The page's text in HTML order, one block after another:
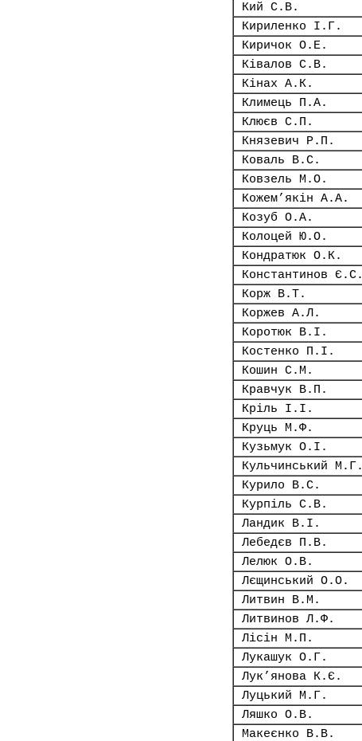
Кий С.В.
Кириленко І.Г.
Киричок О.Е.
Ківалов С.В.
Кінах А.К.
Климець П.А.
Клюєв С.П.
Князевич Р.П.
Коваль В.С.
Ковзель М.О.
Кожем’якін А.А.
Козуб О.А.
Колоцей Ю.О.
Кондратюк О.К.
Константинов Є.С.
Корж В.Т.
Коржев А.Л.
Коротюк В.І.
Костенко П.І.
Кошин С.М.
Кравчук В.П.
Кріль І.І.
Круць М.Ф.
Кузьмук О.І.
Кульчинський М.Г.
Курило В.С.
Курпіль С.В.
Ландик В.І.
Лебедєв П.В.
Лелюк О.В.
Лєщинський О.О.
Литвин В.М.
Литвинов Л.Ф.
Лісін М.П.
Лукашук О.Г.
Лук’янова К.Є.
Луцький М.Г.
Ляшко О.В.
Макеєнко В.В.